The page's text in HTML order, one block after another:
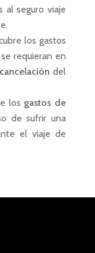
al seguro viaje
los gastos
requieran en
del
los gastos de
de sufrir una
el viaje de